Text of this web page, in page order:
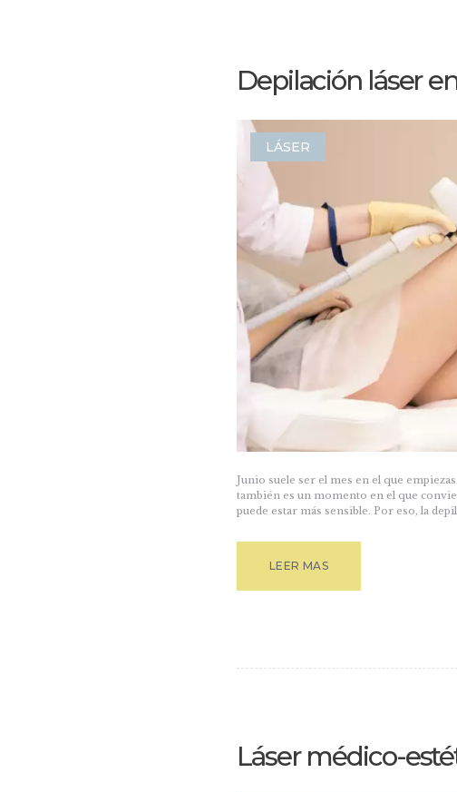
Depilación láser
LÁSER
Junio suele ser el mes en el que
también es un momento en el que
puede estar más sensible. Por eso, la
LEER MAS
Láser médico-